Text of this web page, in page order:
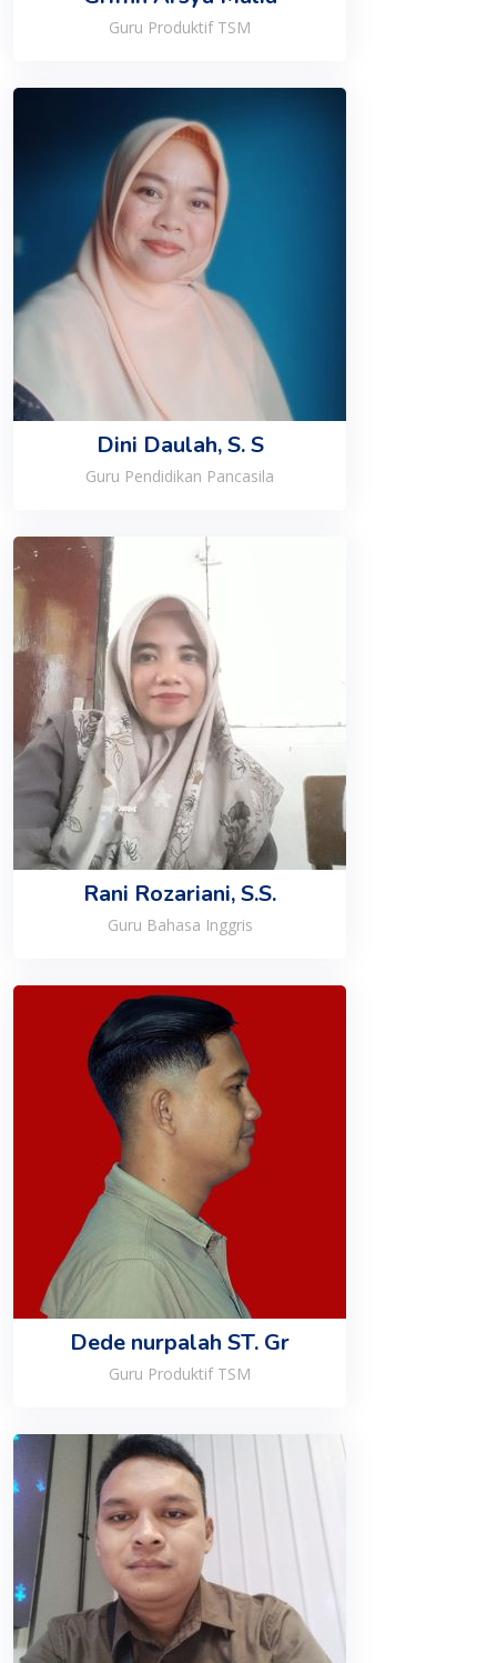
Guru Produktif TSM
Dini Daulah, S. S
Guru Pendidikan Pancasila
Rani Rozariani, S.S.
Guru Bahasa Inggris
Dede nurpalah ST. Gr
Guru Produktif TSM